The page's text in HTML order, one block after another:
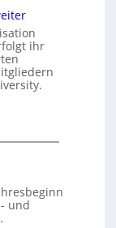
ihr
und